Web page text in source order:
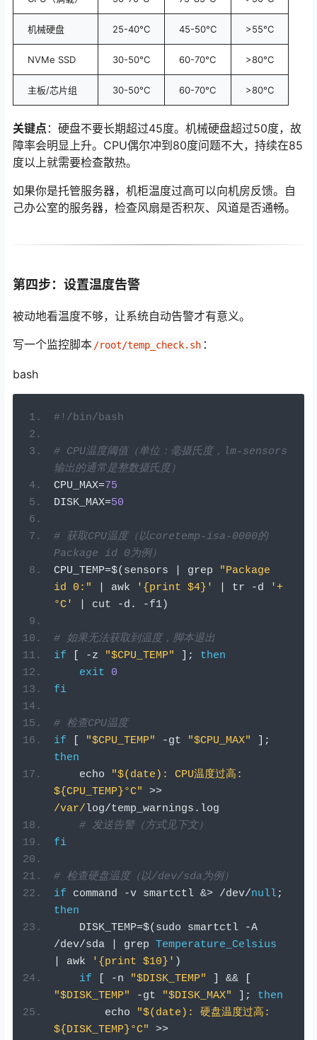
机械硬盘 25-40°C 45-50°C >55°C
NVMe SSD 30-50°C 60-70°C >80°C
主板/芯片组 30-50°C 60-70°C >80°C
关键点 ：硬盘不要长期超过45度。机械硬盘超过50度，故
障率会明显上升。CPU偶尔冲到80度问题不大，持续在85
度以上就需要检查散热。
如果你是托管服务器，机柜温度过高可以向机房反馈。自
己办公室的服务器，检查风扇是否积灰、风道是否通畅。
第四步：设置温度告警
被动地看温度不够，让系统自动告警才有意义。
写一个监控脚本 /root/temp_check.sh ：
bash
#!/bin/bash
# CPU温度阈值（单位：毫摄氏度，lm-sensors
输出的通常是整数摄氏度）
CPU_MAX=75
DISK_MAX=50
# 获取CPU温度（以coretemp-isa-0000的
Package id 0为例）
CPU_TEMP=$( sensors grep
"Package
id 0:"
awk '{print $4}' tr -d
'+
°C'
cut -d . -f1)
# 如果无法获取到温度，脚本退出
if
-z "$CPU_TEMP" ];
then
exit
0
fi
# 检查CPU温度
if
"$CPU_TEMP" -gt "$CPU_MAX"
];
then
    echo
"$(date): CPU温度过高:
${CPU_TEMP}°C"
>>
/var/log/temp_warnings . log
# 发送告警（方式见下文）
fi
# 检查硬盘温度（以/dev/sda为例）
if command -v smartctl &> /dev/null;
then
    DISK_TEMP
=$( sudo smartctl -
A
/dev/sda grep Temperature_Celsius
awk '{print $10}' )
if
-n "$DISK_TEMP" &&
"$DISK_TEMP"
-gt "$DISK_MAX" ];
then
        echo
"$(date): 硬盘温度过高:
${DISK_TEMP}°C"
>>